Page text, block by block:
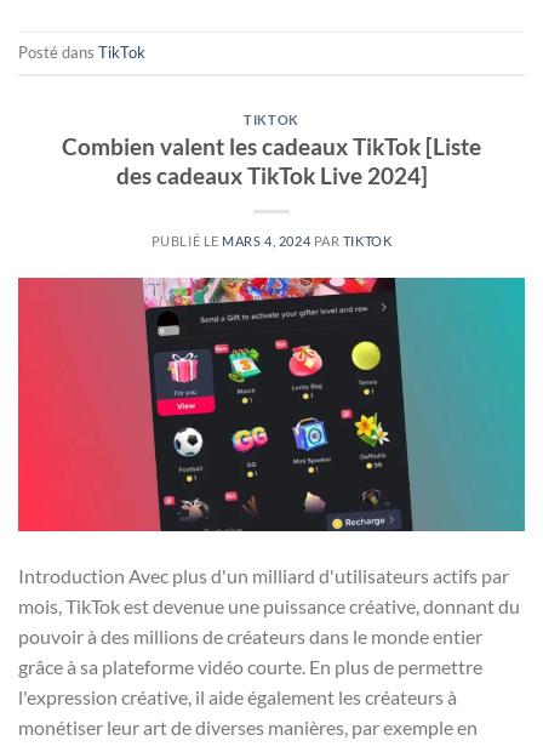
Posté dans TikTok
TIKTOK
Combien valent les cadeaux TikTok [Liste
des cadeaux TikTok Live 2024]
PUBLIÉ LE MARS 4, 2024 PAR TIKTOK
Introduction Avec plus d'un milliard d'utilisateurs actifs par
mois, TikTok est devenue une puissance créative, donnant du
pouvoir à des millions de créateurs dans le monde entier
grâce à sa plateforme vidéo courte. En plus de permettre
l'expression créative, il aide également les créateurs à
monétiser leur art de diverses manières, par exemple en